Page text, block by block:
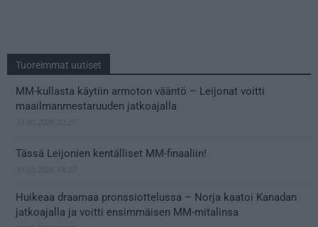
Tuoreimmat uutiset
MM-kullasta käytiin armoton vääntö – Leijonat voitti
maailmanmestaruuden jatkoajalla
Tässä Leijonien kentälliset MM-finaaliin!
Huikeaa draamaa pronssiottelussa – Norja kaatoi Kanadan
jatkoajalla ja voitti ensimmäisen MM-mitalinsa